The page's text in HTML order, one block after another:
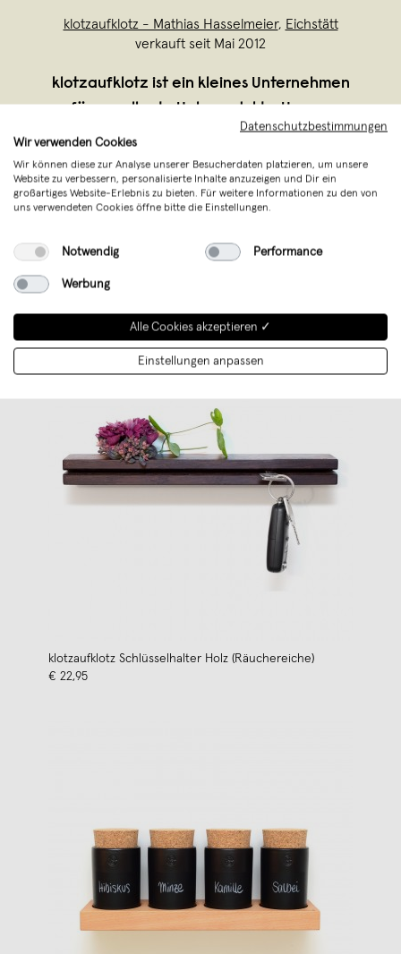
klotzaufklotz - Mathias Hasselmeier, Eichstätt
verkauft seit Mai 2012
klotzaufklotz ist ein kleines Unternehmen
für exzellente Holzprodukte. Unsere
Produkte werden in kleinen Serien mit viel
Können und Leidenschaft von Mathias in
Eichstätt hergestellt. Natürlich setzen wir
dabei die ein oder andere Maschine e
klotzaufklotz Schlüsselhalter Holz (Räuchereiche)
€ 22,95
Datenschutzbestimmungen
Wir verwenden Cookies
Wir können diese zur Analyse unserer Besucherdaten platzieren, um unsere
Website zu verbessern, personalisierte Inhalte anzuzeigen und Dir ein
großartiges Website-Erlebnis zu bieten. Für weitere Informationen zu den von
uns verwendeten Cookies öffne bitte die Einstellungen.
Notwendig Performance
Werbung
Alle Cookies akzeptieren ✓
Einstellungen anpassen